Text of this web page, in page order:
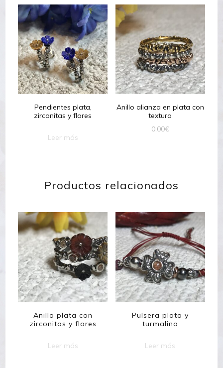
Pendientes plata,
zirconitas y flores
Leer más
Anillo alianza en plata con
textura
0,00€
Productos relacionados
Anillo plata con
zirconitas y flores
Leer más
Pulsera plata y
turmalina
Leer más